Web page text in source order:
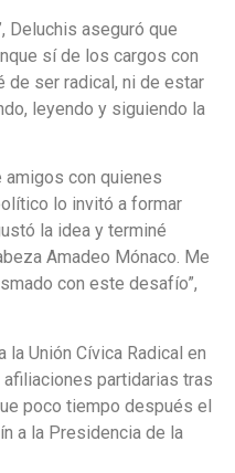
Deluchis aseguró que
sí de los cargos con
de ser radical, ni de estar
leyendo y siguiendo la
amigos con quienes
lo invitó a formar
la idea y terminé
Amadeo Mónaco. Me
con este desafío”,
Unión Cívica Radical en
partidarias tras
poco tiempo después el
a la Presidencia de la